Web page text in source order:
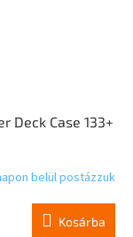
Deck Case 133+
belül postázzuk
Kosárba